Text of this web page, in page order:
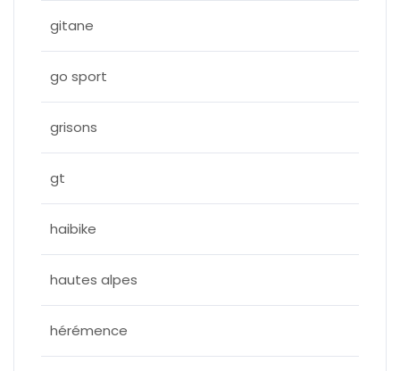
gitane
go sport
grisons
gt
haibike
hautes alpes
hérémence